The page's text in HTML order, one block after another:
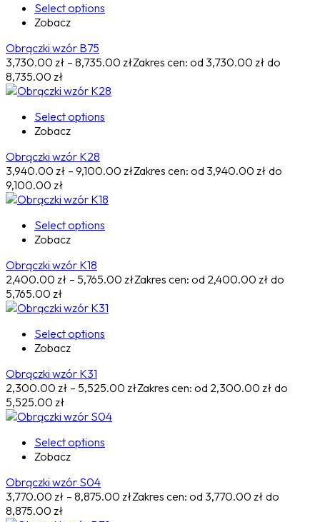
Select options
Zobacz
Obrączki wzór B75
3,730.00 zł – 8,735.00 złZakres cen: od 3,730.00 zł do
8,735.00 zł
Select options
Zobacz
Obrączki wzór K28
3,940.00 zł – 9,100.00 złZakres cen: od 3,940.00 zł do
9,100.00 zł
Select options
Zobacz
Obrączki wzór K18
2,400.00 zł – 5,765.00 złZakres cen: od 2,400.00 zł do
5,765.00 zł
Select options
Zobacz
Obrączki wzór K31
2,300.00 zł – 5,525.00 złZakres cen: od 2,300.00 zł do
5,525.00 zł
Select options
Zobacz
Obrączki wzór S04
3,770.00 zł – 8,875.00 złZakres cen: od 3,770.00 zł do
8,875.00 zł